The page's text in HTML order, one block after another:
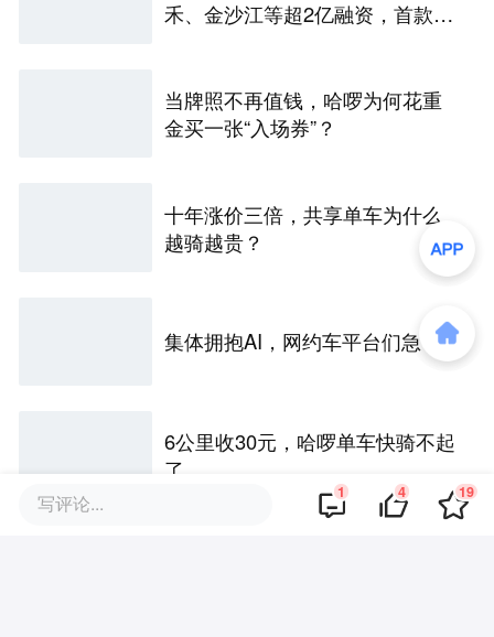
禾、金沙江等超2亿融资，首款产
当牌照不再值钱，哈啰为何花重
金买一张“入场券”？
十年涨价三倍，共享单车为什么
越骑越贵？
集体拥抱AI，网约车平台们急了
6公里收30元，哈啰单车快骑不起
了
写评论... 1 4 19